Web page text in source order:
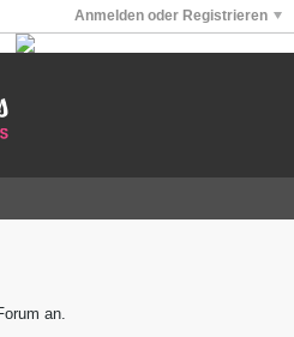
Anmelden oder Registrieren
an.